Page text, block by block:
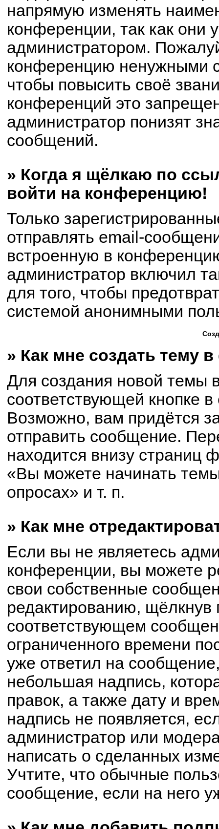
напрямую изменять
конференции, так как они
администратором.
конференцию ненужными
чтобы повысить своё
конференций это
администратор понизят
сообщений.
» Когда я щёлкаю по
войти на конференцию!
Только
отправлять email-
встроенную в
администратор включил
для того, чтобы
системой анонимными
» Как мне создать тему
Для создания новой темы
соответствующей кнопке
Возможно, вам придётся
отправить сообщение.
находится внизу
«Вы можете начинать
опросах» и т. п.
» Как мне
Если вы не являетесь
конференции, вы можете
свои собственные
редактированию, щёлкнув
соответствующем
ограниченного времени
уже ответил на
небольшая надпись,
правок, а также дату и
надпись не появляется,
администратор или
написать о сделанных
Учтите, что обычные
сообщение, если на него